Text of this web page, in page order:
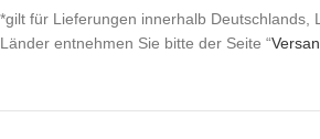
*gilt für Lieferungen innerhalb Deutschlands,
Länder entnehmen Sie bitte der Seite “